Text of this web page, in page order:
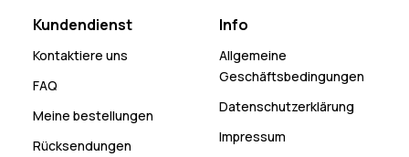
Kundendienst
Kontaktiere uns
FAQ
Meine bestellungen
Rücksendungen
Info
Allgemeine
Geschäftsbedingungen
Datenschutzerklärung
Impressum